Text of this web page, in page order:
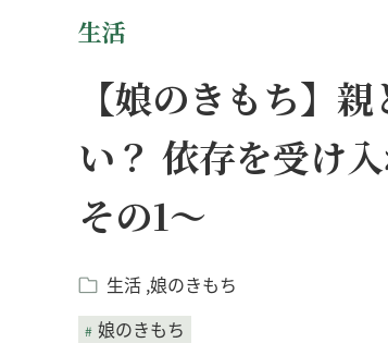
生活
【娘のきもち】
い？ 依存を受け
その1～
生活 娘のきもち
娘のきもち